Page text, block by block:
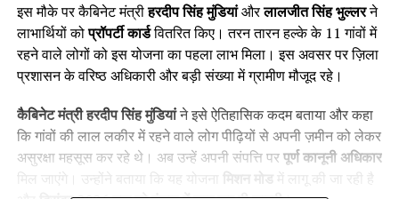
इस मौके पर कैबिनेट मंत्रीहरदीप सिंह मुंडियांऔरलालजीत सिंह भुल्लरने
लाभार्थियों कोप्रॉपर्टी कार्डवितरित किए। तरन तारन हल्के के 11 गांवों में
रहने वाले लोगों को इस योजना का पहला लाभ मिला। इस अवसर पर ज़िला
प्रशासन के वरिष्ठ अधिकारी और बड़ी संख्या में ग्रामीण मौजूद रहे।
कैबिनेट मंत्री हरदीप सिंह मुंडियांने इसे ऐतिहासिक कदम बताया और कहा
कि गांवों की लाल लकीर में रहने वाले लोग पीढ़ियों से अपनी ज़मीन को लेकर
असुरक्षा महसूस कर रहे थे। अब उन्हें अपनी संपत्ति परपूर्ण कानूनी अधिकार
मिल जाएंगे। उन्होंने बताया कि यह योजना
मिशन मोड
में लागू की जा रही है